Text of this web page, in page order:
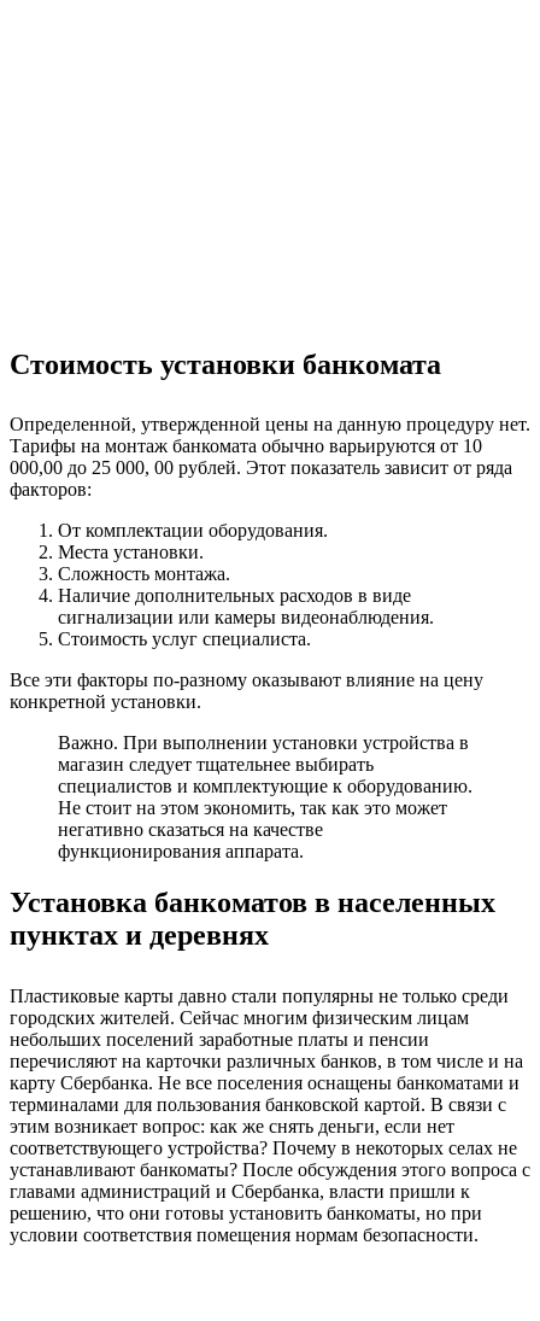
Стоимость установки банкомата
Определенной, утвержденной цены на данную процедуру нет.
Тарифы на монтаж банкомата обычно варьируются от 10
000,00 до 25 000, 00 рублей. Этот показатель зависит от ряда
факторов:
От комплектации оборудования.
Места установки.
Сложность монтажа.
Наличие дополнительных расходов в виде
сигнализации или камеры видеонаблюдения.
Стоимость услуг специалиста.
Все эти факторы по-разному оказывают влияние на цену
конкретной установки.
Важно. При выполнении установки устройства в
магазин следует тщательнее выбирать
специалистов и комплектующие к оборудованию.
Не стоит на этом экономить, так как это может
негативно сказаться на качестве
функционирования аппарата.
Установка банкоматов в населенных
пунктах и деревнях
Пластиковые карты давно стали популярны не только среди
городских жителей. Сейчас многим физическим лицам
небольших поселений заработные платы и пенсии
перечисляют на карточки различных банков, в том числе и на
карту Сбербанка. Не все поселения оснащены банкоматами и
терминалами для пользования банковской картой. В связи с
этим возникает вопрос: как же снять деньги, если нет
соответствующего устройства? Почему в некоторых селах не
устанавливают банкоматы? После обсуждения этого вопроса с
главами администраций и Сбербанка, власти пришли к
решению, что они готовы установить банкоматы, но при
условии соответствия помещения нормам безопасности.